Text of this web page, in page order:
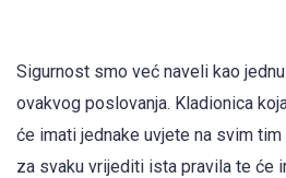
Sigurnost smo već naveli kao
ovakvog poslovanja. Kladionica
će imati jednake uvjete na svim
za svaku vrijediti ista pravila te će